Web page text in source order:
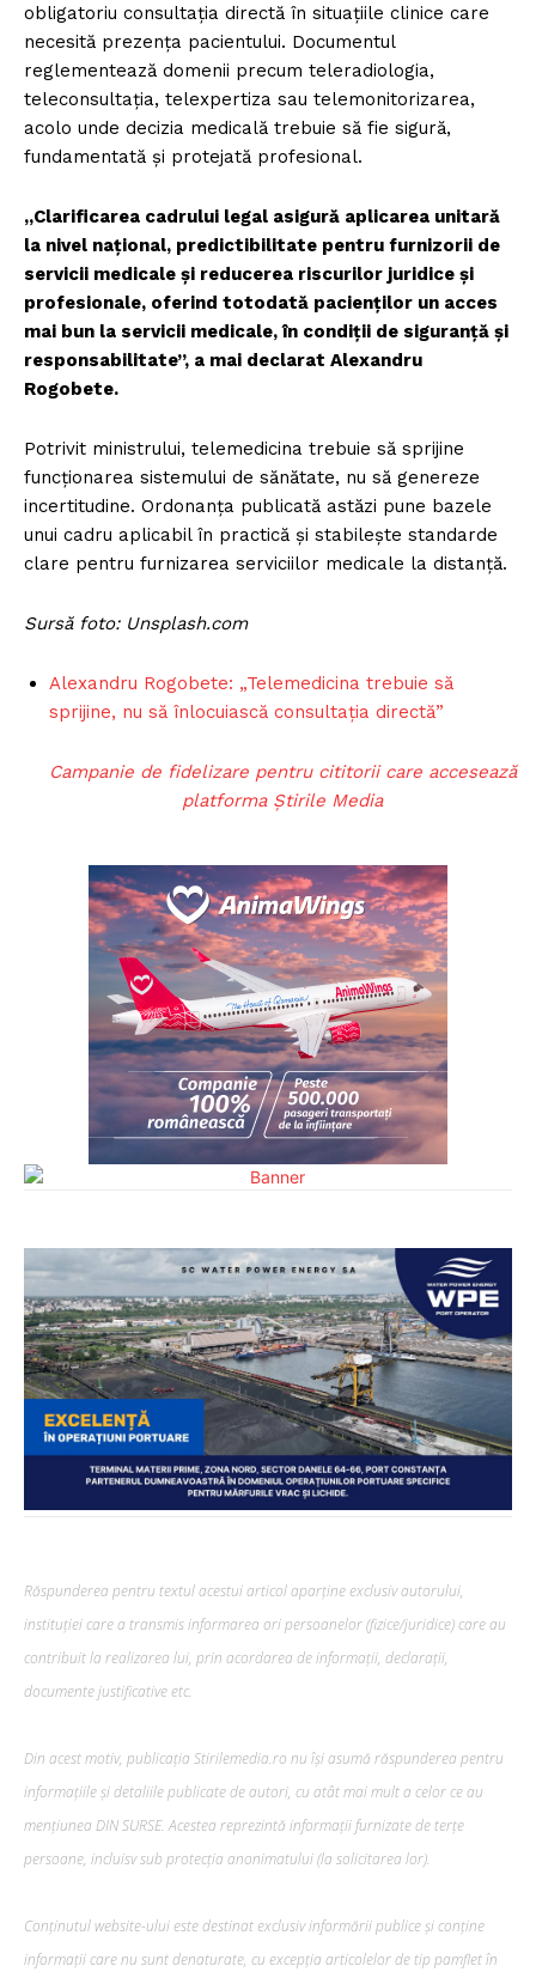
obligatoriu consultația directă în situațiile clinice care
necesită prezența pacientului. Documentul
reglementează domenii precum teleradiologia,
teleconsultația, telexpertiza sau telemonitorizarea,
acolo unde decizia medicală trebuie să fie sigură,
fundamentată și protejată profesional.
„Clarificarea cadrului legal asigură aplicarea unitară
la nivel național, predictibilitate pentru furnizorii de
servicii medicale și reducerea riscurilor juridice și
profesionale, oferind totodată pacienților un acces
mai bun la servicii medicale, în condiții de siguranță și
responsabilitate”, a mai declarat Alexandru
Rogobete.
Potrivit ministrului, telemedicina trebuie să sprijine
funcționarea sistemului de sănătate, nu să genereze
incertitudine. Ordonanța publicată astăzi pune bazele
unui cadru aplicabil în practică și stabilește standarde
clare pentru furnizarea serviciilor medicale la distanță.
Sursă foto: Unsplash.com
Alexandru Rogobete: „Telemedicina trebuie să
sprijine, nu să înlocuiască consultația directă”
Campanie de fidelizare pentru cititorii care accesează
platforma Știrile Media
Răspunderea pentru textul acestui articol aparține exclusiv autorului,
instituției care a transmis informarea ori persoanelor (fizice/juridice) care au
contribuit la realizarea lui, prin acordarea de informații, declarații,
documente justificative etc.
Din acest motiv, publicația Stirilemedia.ro nu își asumă răspunderea pentru
informațiile și detaliile publicate de autori, cu atât mai mult a celor ce au
mențiunea DIN SURSE. Acestea reprezintă informații furnizate de terțe
persoane, incluisv sub protecția anonimatului (la solicitarea lor).
Conținutul website-ului este destinat exclusiv informării publice și conține
informații care nu sunt denaturate, cu excepția articolelor de tip pamflet în